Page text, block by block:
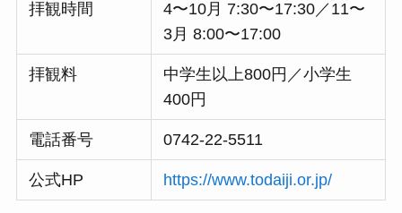
拝観時間
4〜10月 7:30〜17:30／11〜
3月 8:00〜17:00
拝観料
中学生以上800円／小学生
400円
電話番号 0742-22-5511
公式HP https://www.todaiji.or.jp/